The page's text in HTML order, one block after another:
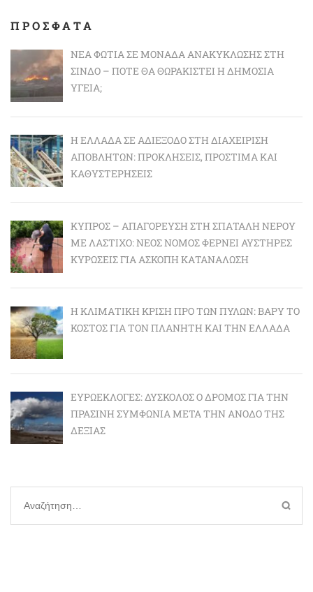
ΠΡΟΣΦΑΤΑ
ΝΈΑ ΦΩΤΙΆ ΣΕ ΜΟΝΆΔΑ ΑΝΑΚΎΚΛΩΣΗΣ ΣΤΗ
ΣΊΝΔΟ – ΠΌΤΕ ΘΑ ΘΩΡΑΚΙΣΤΕΊ Η ΔΗΜΌΣΙΑ
ΥΓΕΊΑ;
Η ΕΛΛΆΔΑ ΣΕ ΑΔΙΈΞΟΔΟ ΣΤΗ ΔΙΑΧΕΊΡΙΣΗ
ΑΠΟΒΛΉΤΩΝ: ΠΡΟΚΛΉΣΕΙΣ, ΠΡΌΣΤΙΜΑ ΚΑΙ
ΚΑΘΥΣΤΕΡΉΣΕΙΣ
ΚΎΠΡΟΣ – ΑΠΑΓΌΡΕΥΣΗ ΣΤΗ ΣΠΑΤΆΛΗ ΝΕΡΟΎ
ΜΕ ΛΆΣΤΙΧΟ: ΝΈΟΣ ΝΌΜΟΣ ΦΈΡΝΕΙ ΑΥΣΤΗΡΈΣ
ΚΥΡΏΣΕΙΣ ΓΙΑ ΆΣΚΟΠΗ ΚΑΤΑΝΆΛΩΣΗ
Η ΚΛΙΜΑΤΙΚΉ ΚΡΊΣΗ ΠΡΟ ΤΩΝ ΠΥΛΏΝ: BΑΡΎ ΤΟ
ΚΌΣΤΟΣ ΓΙΑ ΤΟΝ ΠΛΑΝΉΤΗ ΚΑΙ ΤΗΝ ΕΛΛΆΔΑ
ΕΥΡΩΕΚΛΟΓΈΣ: ΔΎΣΚΟΛΟΣ Ο ΔΡΌΜΟΣ ΓΙΑ ΤΗΝ
ΠΡΆΣΙΝΗ ΣΥΜΦΩΝΊΑ ΜΕΤΆ ΤΗΝ ΆΝΟΔΟ ΤΗΣ
ΔΕΞΙΆΣ
Αναζήτηση
για: